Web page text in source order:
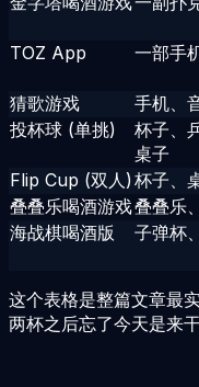
TOZ App 一部手
猜歌游戏 手机、
投杯球 (单挑)
杯子、
桌子
Flip Cup (双人)杯子、
叠叠乐喝酒游戏叠叠乐
海战棋喝酒版
子弹杯
这个表格是整篇文章最
两杯之后忘了今天是来干